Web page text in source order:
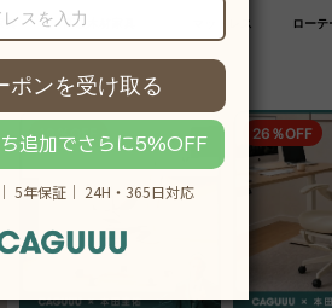
具 高級木材家具 マットレス ロー
19％OFF 26％OFF